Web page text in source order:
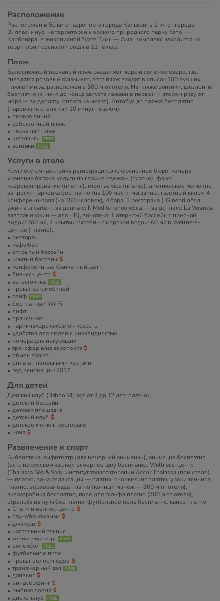
Расположение
Расположен в 50 км от аэропорта города Кальяри, в 2 км от города
Вилласимиус, на территории морского природного парка Капо —
Карбонара, в живописной бухте Тими — Ама. Комплекс находится на
территории сосновой рощи в 11 гектар.
Пляж
Белоснежный песчаный пляж разделяет море и соленое озеро, где
гнездятся розовые фламинго, этот пляж входит в список 100 лучших
пляжей мира, расположен в 500 м от отеля. На пляже зонтики, шезлонги:
бесплатно (с июня до конца августа лежаки в первом и втором ряду от
моря — за доплату, оплата на месте). Автобус до пляжа: бесплатно
(паровозик отеля или 10 минут пешком).
первая линия
собственный пляж
песчаный пляж
шезлонги
зонтики
Услуги в отеле
Круглосуточная стойка регистрации, экскурсионное бюро, камера
хранения багажа, услуги по глажке одежды (платно), факс/
ксерокопирование (платно), room service (платно), диетическое меню (по
запросу), парковка бесплатно (на 100 мест), магазины, газетный киоск, 4
конференц-зала (на 350 человек), 4 бара, 3 ресторана (I Ginepri обед,
ужин a la carte — за доплату, Il Mediterraneo обед — за доплату, La Veranda
завтрак и ужин — для НВ), винотека, 1 открытый бассейн с пресной
водой: 800 м2, 1 крытый бассейн с морской водой: 60 м2 в Wellness-
центре (платно).
ресторан
кафе/бар
открытый бассейн
крытый бассейн
конференц-зал/банкетный зал
бизнес-центр
автостоянка
прокат автомобилей
сейф
бесплатный Wi-Fi
лифт
прачечная
парикмахерская/салон красоты
удобства для людей с инвалидностью
номера для некурящих
трансфер в/из аэропорта
обмен валют
оплата платежными картами
год реновации: 2017
Для детей
Детский клуб (Baboo Village от 4 до 12 лет, платно).
детский бассейн
детская площадка
детский клуб
детское меню в ресторане
няня
Развлечение и спорт
Библиотека, амфитеатр (для вечерней анимации), анимация бесплатно
(есть на русском языке), вечернее шоу бесплатно, Wellness-центр
(Thalassa Sea & Spa), институт талассотерапии Accor Thalassa (при отеле)
— платно, зона релаксации — платно, сноркелинг платно, уроки тенниса
платно, верховая езда платно (конный манеж — 800 м от отеля),
аквааэробика бесплатно, поле для гольфа платно (700 м от отеля),
стрельба из лука бесплатно, футбольное поле бесплатно, каноэ платно,
Спа или велнес-центр
сауна/баня/хамам
джакузи
настольный теннис
теннисный корт
волейбол
футбольное поле
прокат велосипедов
тренажерный зал
дайвинг
виндсерфинг
рыбная ловля
диско-клуб